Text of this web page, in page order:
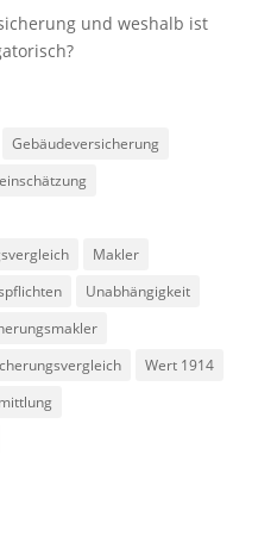
und weshalb ist
Gebäudeversicherung
Makler
Unabhängigkeit
Wert 1914